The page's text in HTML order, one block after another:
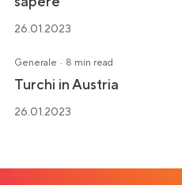
26.01.2023
Generale · 8 min read
Turchi in Austria
26.01.2023